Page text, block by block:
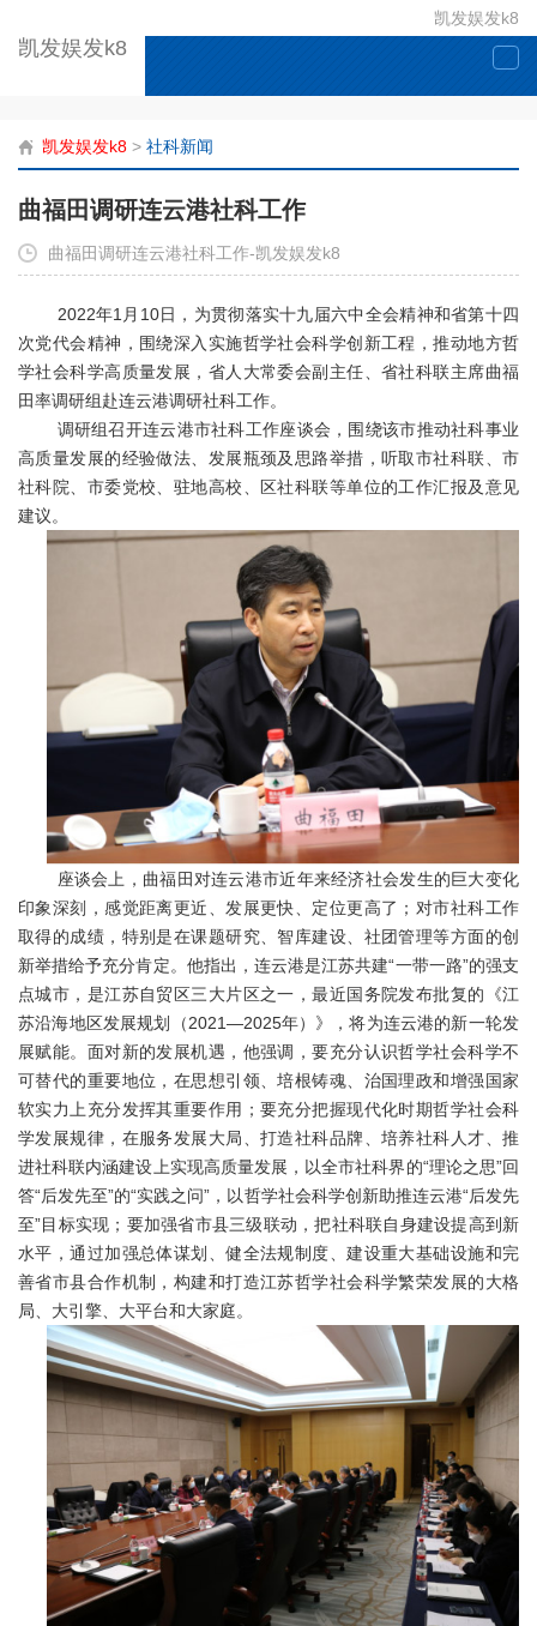
凯发娱发k8
凯发娱发k8
凯发娱发k8 > 社科新闻
曲福田调研连云港社科工作
曲福田调研连云港社科工作-凯发娱发k8
2022年1月10日，为贯彻落实十九届六中全会精神和省第十四
次党代会精神，围绕深入实施哲学社会科学创新工程，推动地方哲
学社会科学高质量发展，省人大常委会副主任、省社科联主席曲福
田率调研组赴连云港调研社科工作。
调研组召开连云港市社科工作座谈会，围绕该市推动社科事业
高质量发展的经验做法、发展瓶颈及思路举措，听取市社科联、市
社科院、市委党校、驻地高校、区社科联等单位的工作汇报及意见
建议。
座谈会上，曲福田对连云港市近年来经济社会发生的巨大变化
印象深刻，感觉距离更近、发展更快、定位更高了；对市社科工作
取得的成绩，特别是在课题研究、智库建设、社团管理等方面的创
新举措给予充分肯定。他指出，连云港是江苏共建“一带一路”的强支
点城市，是江苏自贸区三大片区之一，最近国务院发布批复的《江
苏沿海地区发展规划（2021—2025年）》，将为连云港的新一轮发
展赋能。面对新的发展机遇，他强调，要充分认识哲学社会科学不
可替代的重要地位，在思想引领、培根铸魂、治国理政和增强国家
软实力上充分发挥其重要作用；要充分把握现代化时期哲学社会科
学发展规律，在服务发展大局、打造社科品牌、培养社科人才、推
进社科联内涵建设上实现高质量发展，以全市社科界的“理论之思”回
答“后发先至”的“实践之问”，以哲学社会科学创新助推连云港“后发先
至”目标实现；要加强省市县三级联动，把社科联自身建设提高到新
水平，通过加强总体谋划、健全法规制度、建设重大基础设施和完
善省市县合作机制，构建和打造江苏哲学社会科学繁荣发展的大格
局、大引擎、大平台和大家庭。